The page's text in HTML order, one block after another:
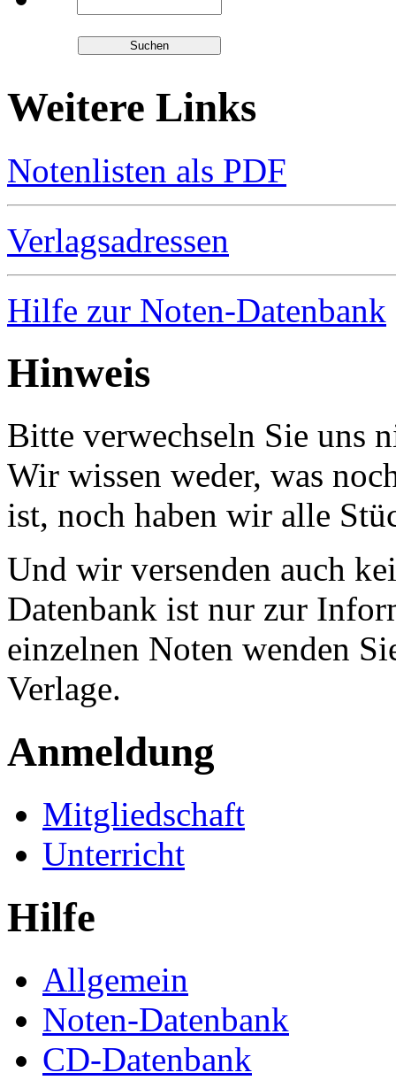
Weitere Links
Notenlisten als PDF
Verlagsadressen
Hilfe zur Noten-Datenbank
Hinweis
Bitte verwechseln Sie uns
Wir wissen weder, was
ist, noch haben wir alle
Und wir versenden auch
Datenbank ist nur zur
einzelnen Noten wenden
Verlage.
Anmeldung
Mitgliedschaft
Unterricht
Hilfe
Allgemein
Noten-Datenbank
CD-Datenbank